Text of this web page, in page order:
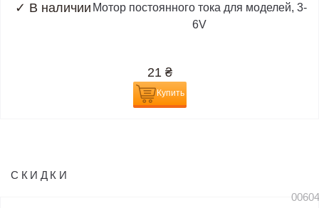
✓ В наличии Мотор постоянного тока для моделей, 3-
6V
21 ₴
Купить
СКИДКИ